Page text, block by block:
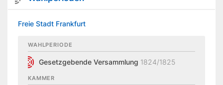
Freie Stadt Frankfurt
WAHLPERIODE
Gesetzgebende Versammlung 1824/1825
KAMMER